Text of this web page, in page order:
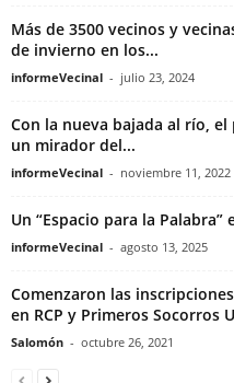
Más de 3500 vecinos y
de invierno en los...
informeVecinal - julio 23, 2024
Con la nueva bajada al río, el
un mirador del...
informeVecinal - noviembre 11, 2022
Un “Espacio para la
informeVecinal - agosto 13, 2025
Comenzaron las
en RCP y Primeros Socorros
Salomón - octubre 26, 2021